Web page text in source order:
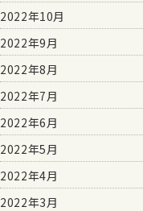
2022年10月
2022年9月
2022年8月
2022年7月
2022年6月
2022年5月
2022年4月
2022年3月